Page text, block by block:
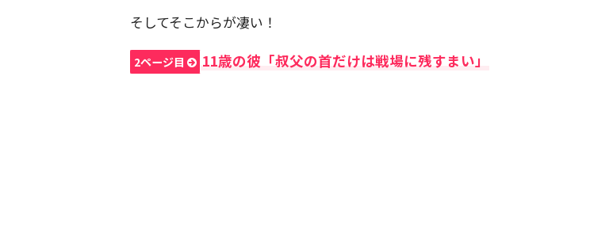
そしてそこからが凄い！
2ページ目 11歳の彼「叔父の首だけは戦場に残すまい」